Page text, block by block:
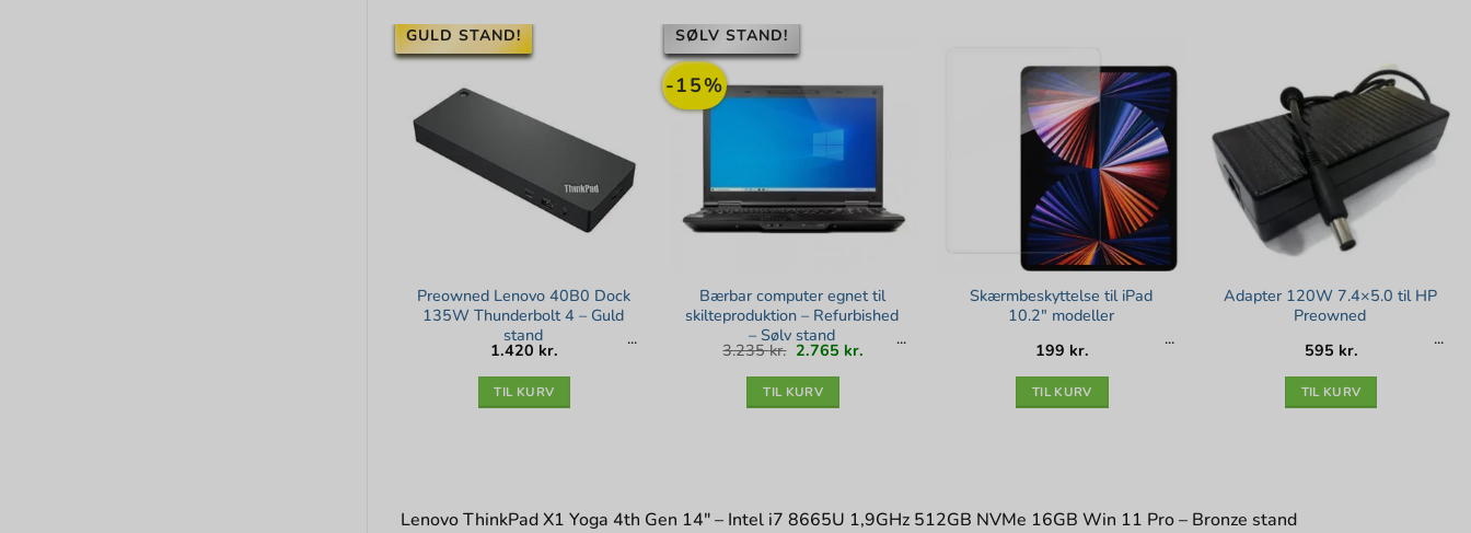
GULD STAND!
Preowned Lenovo 40B0 Dock
135W Thunderbolt 4 – Guld
stand
1.420 kr.
TIL KURV
-15%
SØLV STAND!
Bærbar computer egnet til
skilteproduktion – Refurbished
– Sølv stand
3.235kr. Den
oprindelige
pris
2.765 kr.Den
aktuelle
pris
TIL KURV
Skærmbeskyttelse til iPad
10.2″ modeller
199 kr.
TIL KURV
Adapter 120W 7.4×5.0 til HP
Preowned
595 kr.
TIL KURV
Lenovo ThinkPad X1 Yoga 4th Gen 14″ – Intel i7 8665U 1,9GHz 512GB NVMe 16GB Win 11 Pro – Bronze stand